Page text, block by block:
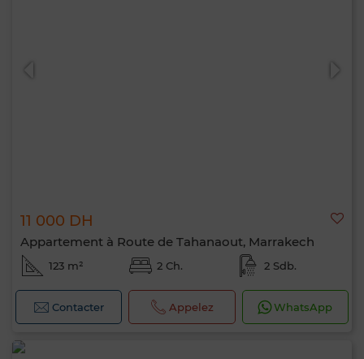
11 000 DH
Appartement à Route de Tahanaout, Marrakech
123 m² 2 Ch. 2 Sdb.
Contacter Appelez WhatsApp